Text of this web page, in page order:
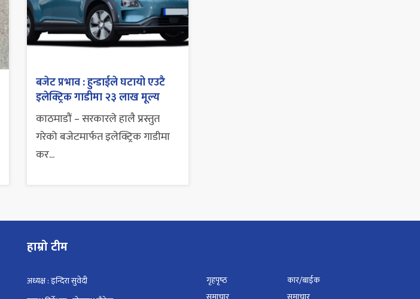
बजेट प्रभाव : हुन्डाईले घटायो एउटै
इलेक्ट्रिक गाडीमा २३ लाख मूल्य
काठमाडौं – सरकारले हालै प्रस्तुत
गरेको बजेटमार्फत इलेक्ट्रिक गाडीमा
कर...
गृहपृष्‍ठ
कार/बाईक
हाम्रो टीम
अध्यक्ष : इन्दिरा सुवेदी